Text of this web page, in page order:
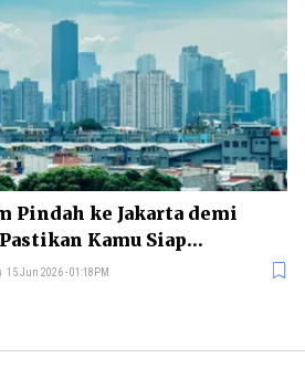
Pindah ke Jakarta demi
Kamu Siap
Ini
15 Jun 2026 - 01:18PM